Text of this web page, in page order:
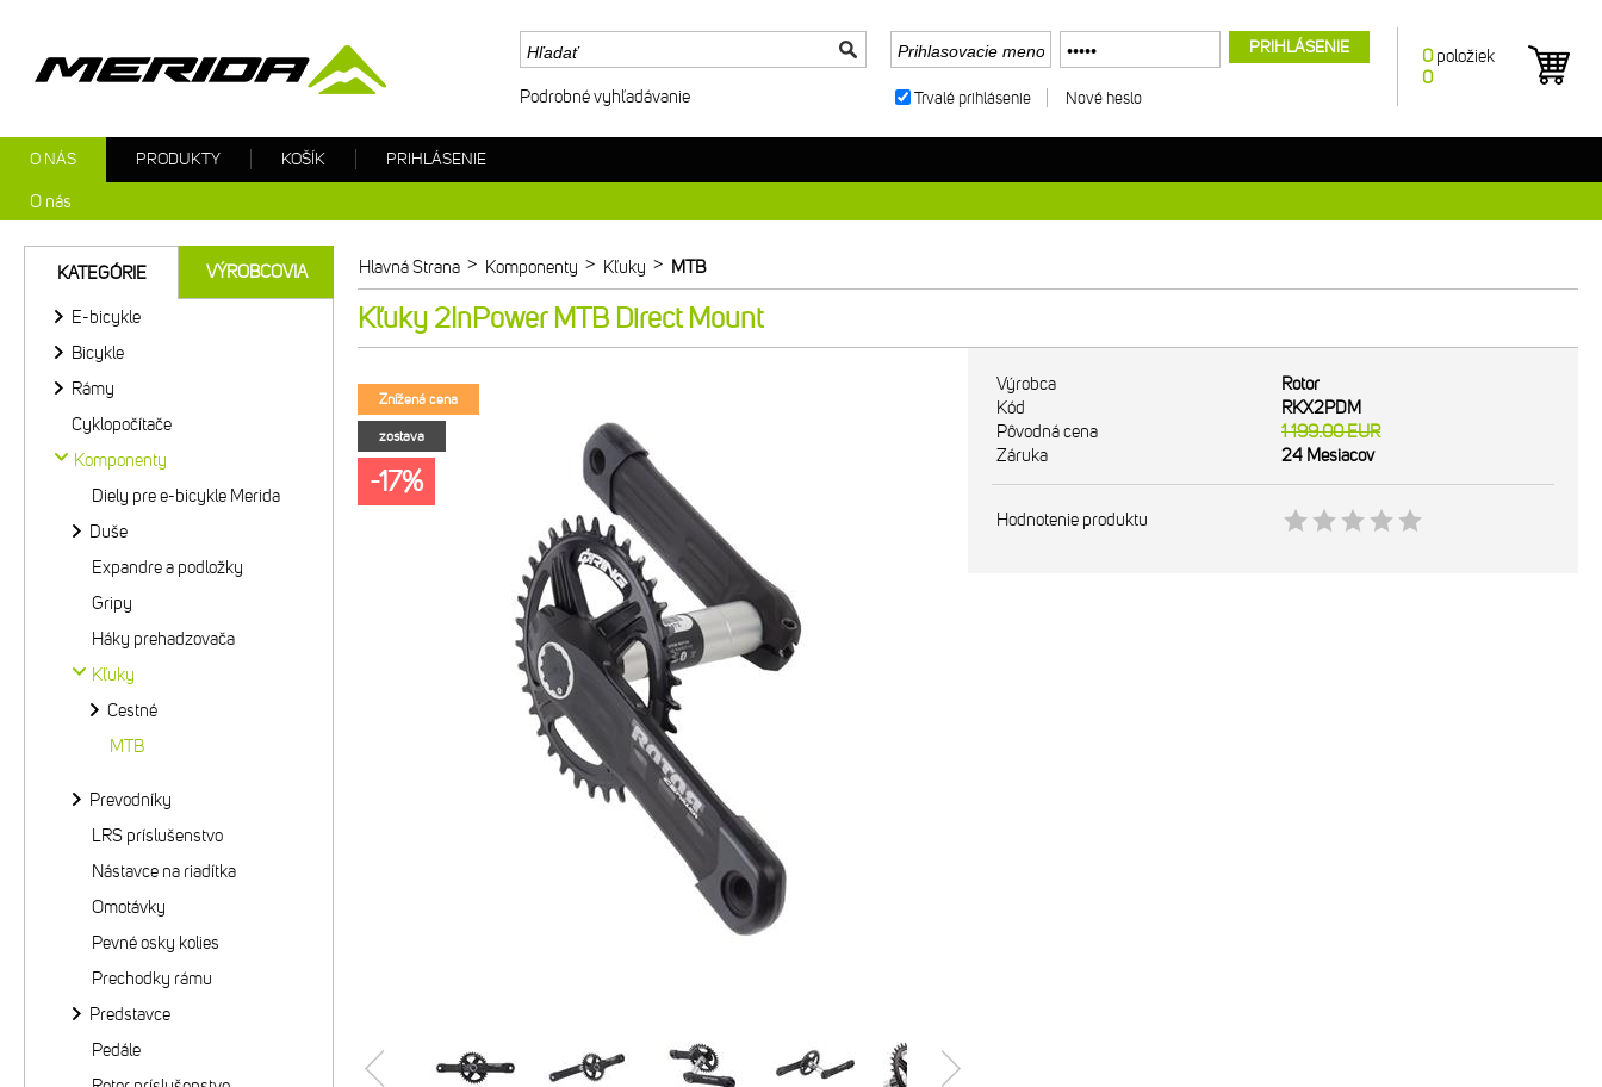
Hlavná Strana > Komponenty > Kľuky > MTB
Kľuky 2InPower MTB Direct Mount
Znížená cena
zostava
-17%
Výrobca
Rotor
Kód
RKX2PDM
Pôvodná cena
1 199.00EUR
Záruka
24 Mesiacov
Hodnotenie produktu
KATEGÓRIE VÝROBCOVIA
E-bicykle
Bicykle
Rámy
Cyklopočítače
Komponenty
Diely pre e-bicykle Merida
Duše
Expandre a podložky
Gripy
Háky prehadzovača
Kľuky
Cestné
MTB
Prevodníky
LRS príslušenstvo
Nástavce na riadítka
Omotávky
Pevné osky kolies
Prechodky rámu
Predstavce
Pedále
Podrobné vyhľadávanie
O NÁS
O nás
PRODUKTY KOŠÍK PRIHLÁSENIE
0 položiek
0
PRIHLÁSENIE
Trvalé prihlásenie Nové heslo